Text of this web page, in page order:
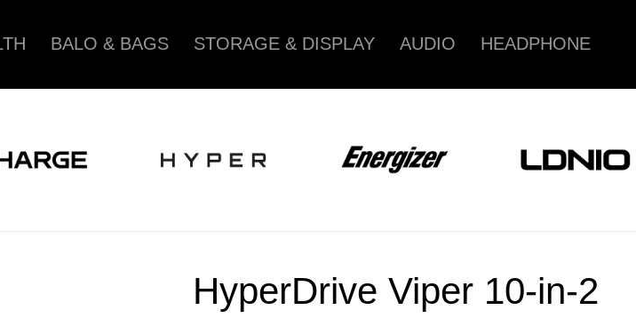
BALO & BAGS STORAGE & DISPLAY AUDIO HEADPHONE
HyperDrive Viper 10-in-2